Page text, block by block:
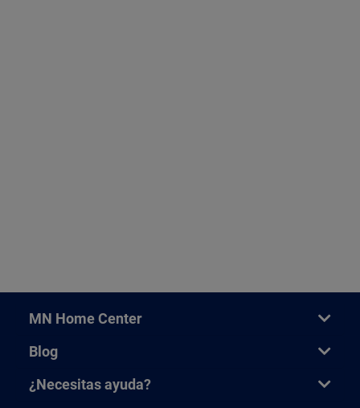
MN Home Center
Blog
¿Necesitas ayuda?